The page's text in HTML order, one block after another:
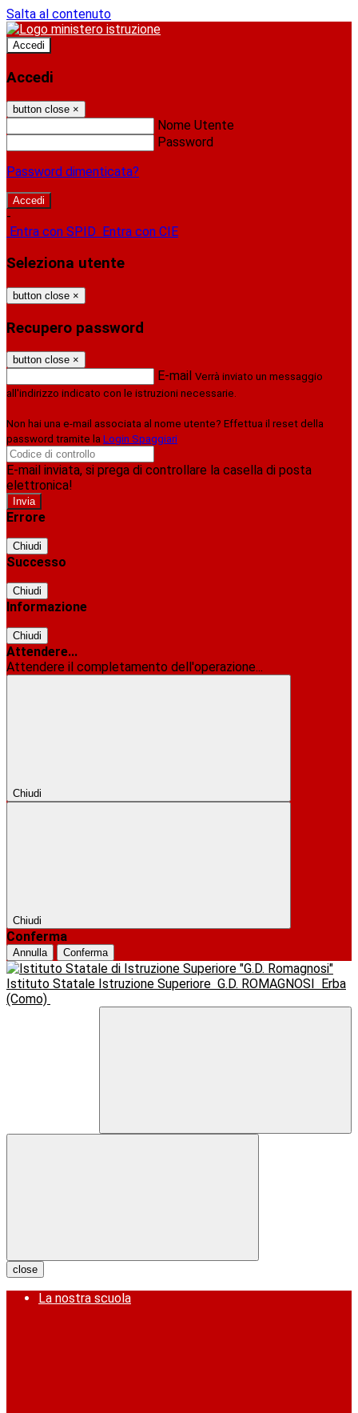
Salta al contenuto
Accedi
Accedi
button close ×
Nome Utente
Password
Password dimenticata?
-
Entra con SPID Entra con CIE
Seleziona utente
button close ×
Recupero password
button close ×
E-mail Verrà inviato un messaggio
all'indirizzo indicato con le istruzioni necessarie.
Non hai una e-mail associata al nome utente? Effettua il reset della
password tramite la Login Spaggiari
E-mail inviata, si prega di controllare la casella di posta
elettronica!
Errore
Chiudi
Successo
Chiudi
Informazione
Chiudi
Attendere...
Attendere il completamento dell'operazione...
Chiudi
Chiudi
Conferma
Annulla Conferma
Istituto Statale Istruzione Superiore G.D. ROMAGNOSI
Erba
(Como)
close
La nostra scuola